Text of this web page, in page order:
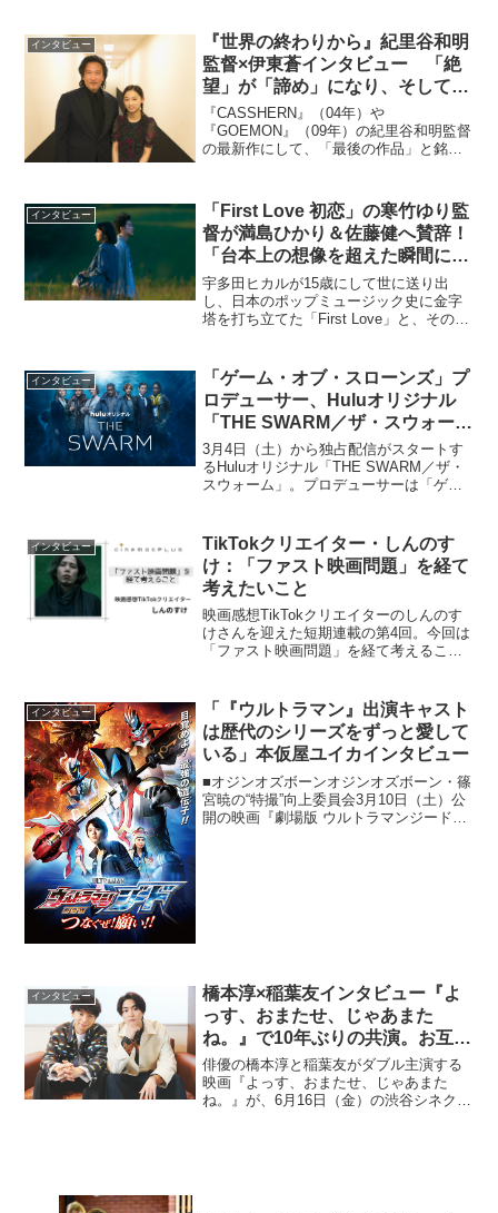
インタビュー
『世界の終わりから』紀里谷和明
監督×伊東蒼インタビュー 「絶
望」が「諦め」になり、そして
「最後の作品」になった理由
『CASSHERN』（04年）や
『GOEMON』（09年）の紀里谷和明監督
の最新作にして、「最後の作品」と銘打
谷和明監督と、主演を務めた伊東蒼への
インタビューを...
インタビュー
「First Love 初恋」の寒竹ゆり監
督が満島ひかり＆佐藤健へ賛辞！
「台本上の想像を超えた瞬間に何
度も立ち会わせてくれた」
宇多田ヒカルが15歳にして世に送り出
し、日本のポップミュージック史に金字
塔を打ち立てた「First Love」と、その19
が、11月24日（木）から...
インタビュー
「ゲーム・オブ・スローンズ」プ
ロデューサー、Huluオリジナル
「THE SWARM／ザ・スウォー
ム」について大いに語る
3月4日（土）から独占配信がスタートす
るHuluオリジナル「THE SWARM／ザ・
スウォーム」。プロデューサーは「ゲー
を誇るフランク・ドルジャー。「THE
SWARM...
インタビュー
TikTokクリエイター・しんのす
け：「ファスト映画問題」を経て
考えたいこと
映画感想TikTokクリエイターのしんのす
けさんを迎えた短期連載の第4回。今回は
「ファスト映画問題」を経て考えること
ちら＞＞＞短期連載の記事をもっと読
む“ファスト映画問...
インタビュー
「『ウルトラマン』出演キャスト
は歴代のシリーズをずっと愛して
いる」本仮屋ユイカインタビュー
■オジンオズボーンオジンオズボーン・篠
宮暁の“特撮”向上委員会3月10日（土）公
開の映画『劇場版 ウルトラマンジード
インタビュー
橋本淳×稲葉友インタビュー『よ
っす、おまたせ、じゃあまた
ね。』で10年ぶりの共演。お互い
が感じたこととは？
俳優の橋本淳と稲葉友がダブル主演する
映画『よっす、おまたせ、じゃあまた
ね。』が、6月16日（金）の渋谷シネクイ